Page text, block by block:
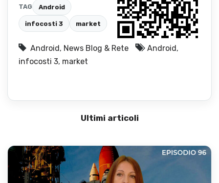
TAG Android
infocosti 3 market
Android, News Blog & Rete Android,
infocosti 3, market
Ultimi articoli